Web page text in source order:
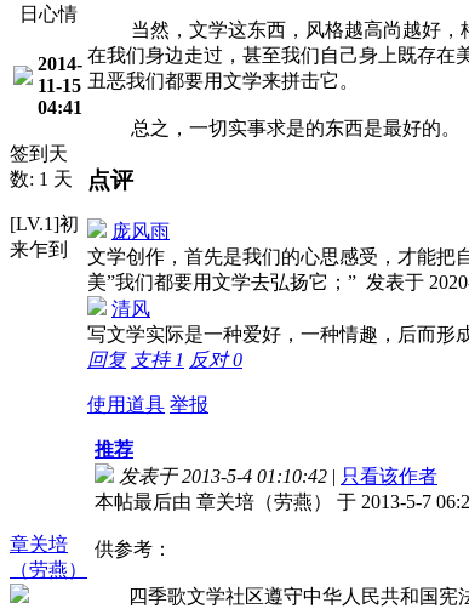
日心情
2014-
11-15
04:41
签到天
数: 1 天
[LV.1]初
来乍到
当然，文学这东西，风格越高尚越好，格
在我们身边走过，甚至我们自己身上既存在
丑恶我们都要用文学来拼击它。
总之，一切实事求是的东西是最好的。
点评
庞风雨
文学创作，首先是我们的心思感受，才能
美”我们都要用文学去弘扬它；” 发表于
清风
写文学实际是一种爱好，一种情趣，后而形
回复 支持 1 反对0
使用道具 举报
章关培
（劳燕）
推荐
发表于 2013-5-4 01:10:42 | 只看该作者
本帖最后由 章关培（劳燕） 于 2013-5-7
供参考：
四季歌文学社区遵守中华人民共和国宪